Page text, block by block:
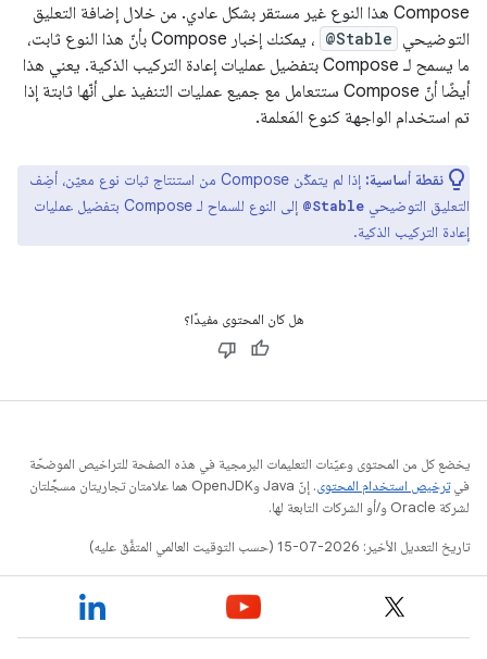
Compose هذا النوع غير مستقر بشكل عادي. من خلال إضافة التعليق
التوضيحي @Stable
، يمكنك إخبار Compose بأنّ هذا النوع ثابت،
ما يسمح لـ Compose بتفضيل عمليات إعادة التركيب الذكية. يعني هذا
أيضًا أنّ Compose ستتعامل مع جميع عمليات التنفيذ على أنّها ثابتة إذا
تم استخدام الواجهة كنوع المَعلمة.
نقطة أساسية:
إذا لم يتمكّن Compose من استنتاج ثبات نوع معيّن، أضِف
التعليق التوضيحي @Stable
إلى النوع للسماح لـ Compose بتفضيل عمليات
إعادة التركيب الذكية.
هل كان المحتوى مفيدًا؟
يخضع كل من المحتوى وعيّنات التعليمات البرمجية في هذه الصفحة للتراخيص الموضحّة
فيترخيص استخدام المحتوى
. إنّ Java وOpenJDK هما علامتان تجاريتان مسجَّلتان
لشركة Oracle و/أو الشركات التابعة لها.
تاريخ التعديل الأخير: 2026-07-15 (حسب التوقيت العالمي المتفَّق عليه)